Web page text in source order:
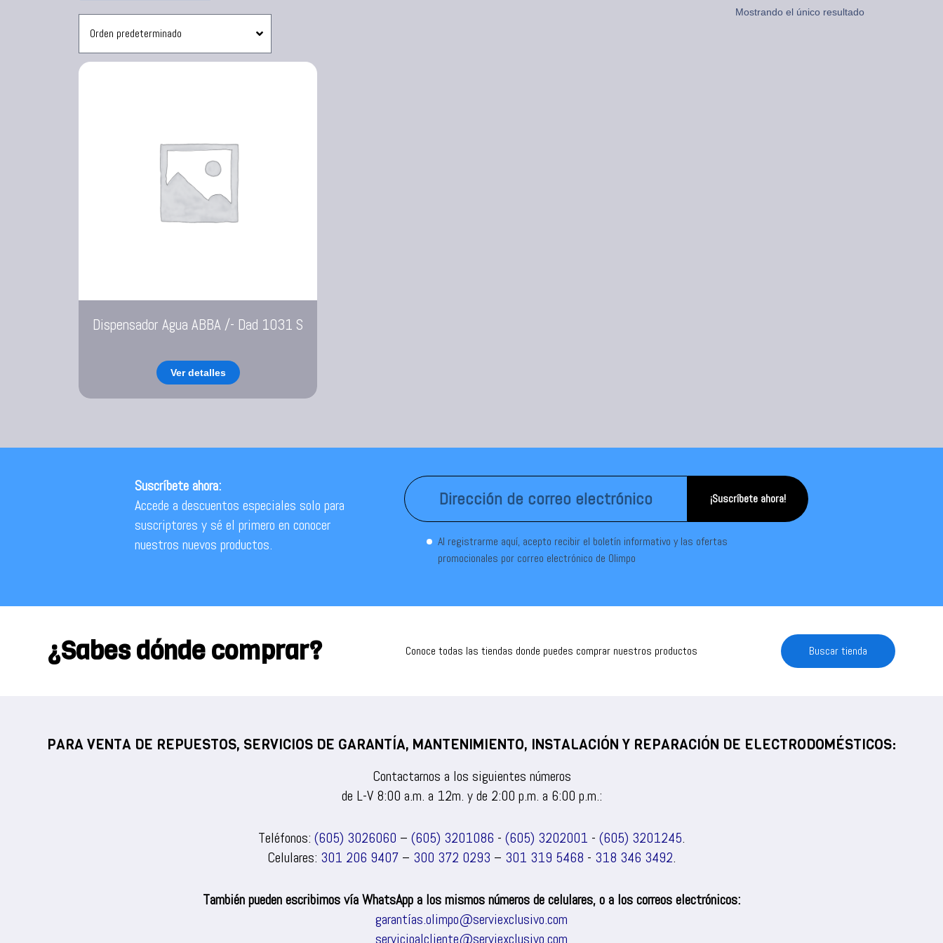
Sanduchera
Mostrando el único resultado
Dispensador Agua ABBA /- Dad 1031 S
Ver detalles
Suscríbete ahora:
Accede a descuentos especiales solo para
suscriptores y sé el primero en conocer
nuestros nuevos productos.
¡Suscríbete ahora!
Al registrarme aquí, acepto recibir el boletín informativo y las ofertas
promocionales por correo electrónico de Olimpo
¿Sabes dónde comprar? Conoce todas las tiendas donde puedes comprar nuestros productos Buscar tienda
PARA VENTA DE REPUESTOS, SERVICIOS DE GARANTÍA, MANTENIMIENTO, INSTALACIÓN Y REPARACIÓN DE ELECTRODOMÉSTICOS:
Contactarnos a los siguientes números
de L-V 8:00 a.m. a 12m. y de 2:00 p.m. a 6:00 p.m.:
Teléfonos: (605) 3026060 – (605) 3201086 - (605) 3202001 - (605) 3201245.
Celulares: 301 206 9407 – 300 372 0293 – 301 319 5468 - 318 346 3492.
También pueden escribirnos vía WhatsApp a los mismos números de celulares, o a los correos electrónicos:
garantías.olimpo@serviexclusivo.com
servicioalcliente@serviexclusivo.com